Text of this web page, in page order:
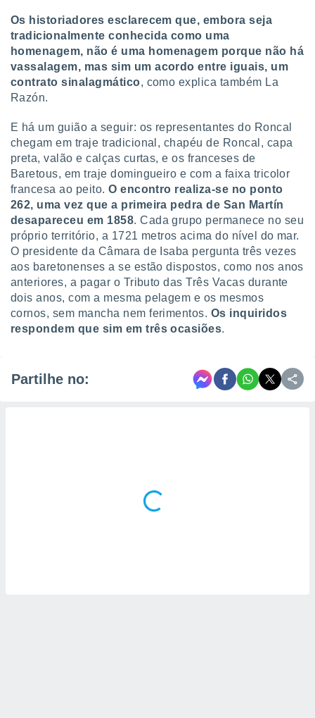
Os historiadores esclarecem que, embora seja
tradicionalmente conhecida como uma
homenagem, não é uma homenagem porque não há
vassalagem, mas sim um acordo entre iguais, um
contrato sinalagmático, como explica também La
Razón.
E há um guião a seguir: os representantes do Roncal
chegam em traje tradicional, chapéu de Roncal, capa
preta, valão e calças curtas, e os franceses de
Baretous, em traje domingueiro e com a faixa tricolor
francesa ao peito.O encontro realiza-se no ponto
262, uma vez que a primeira pedra de San Martín
desapareceu em 1858. Cada grupo permanece no seu
próprio território, a 1721 metros acima do nível do mar.
O presidente da Câmara de Isaba pergunta três vezes
aos baretonenses a se estão dispostos, como nos anos
anteriores, a pagar o Tributo das Três Vacas durante
dois anos, com a mesma pelagem e os mesmos
cornos, sem mancha nem ferimentos. Os inquiridos
respondem que sim em três ocasiões.
Partilhe no: